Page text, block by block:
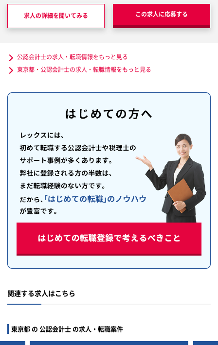
求人の詳細を聞いてみる この求人に応募する
公認会計士の求人・転職情報をもっと見る
東京都・公認会計士の求人・転職情報をもっと見る
関連する求人はこちら
東京都 の 公認会計士 の求人・転職案件